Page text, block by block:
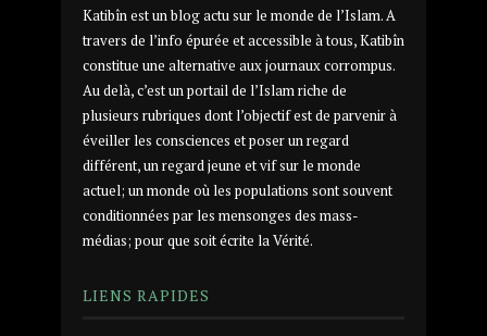
Katibîn est un blog actu sur le monde de l’Islam. A
travers de l’info épurée et accessible à tous, Katibîn
constitue une alternative aux journaux corrompus.
Au delà, c’est un portail de l’Islam riche de
plusieurs rubriques dont l’objectif est de parvenir à
éveiller les consciences et poser un regard
différent, un regard jeune et vif sur le monde
actuel; un monde où les populations sont souvent
conditionnées par les mensonges des mass-
médias; pour que soit écrite la Vérité.
LIENS RAPIDES